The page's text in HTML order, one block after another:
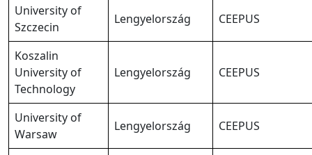
University of
Szczecin
Lengyelország CEEPUS
Koszalin
University of
Technology
Lengyelország CEEPUS
University of
Warsaw
Lengyelország CEEPUS